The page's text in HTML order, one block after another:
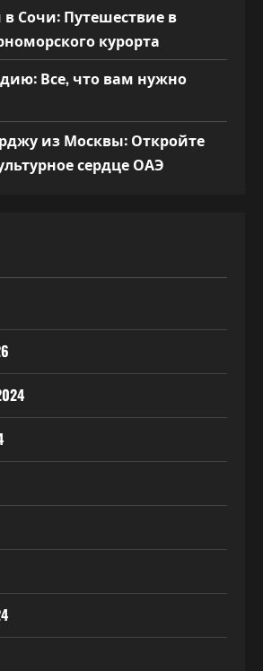
в Сочи: Путешествие в
курорта
Все, что вам нужно
из Москвы: Откройте
сердце ОАЭ